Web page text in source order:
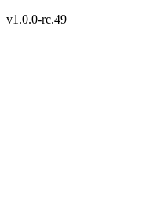
v1.0.0-rc.49